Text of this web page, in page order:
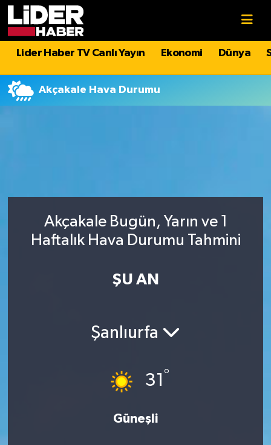
Lider Haber TV Canlı Yayın Ekonomi Dünya
Akçakale Hava Durumu
Akçakale Bugün, Yarın ve 1
Haftalık Hava Durumu Tahmini
ŞU AN
Şanlıurfa
31°
Güneşli
Politika
Asayiş
Spor
Sağlık
Hava Durumu
İstanbul Namaz Vakitleri
Tüm Manşetler
Son Dakika Haberleri